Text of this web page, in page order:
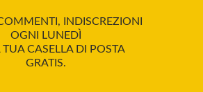
INDISCREZIONI
OGNI LUNEDÌ
TUA CASELLA DI POSTA
GRATIS.